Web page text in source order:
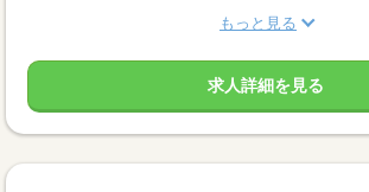
もっと見る
求人詳細を見る